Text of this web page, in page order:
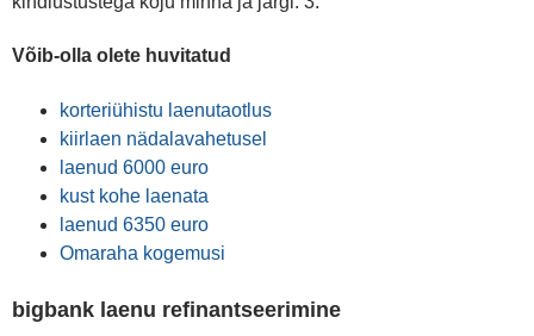
Võib-olla olete huvitatud
korteriühistu laenutaotlus
kiirlaen nädalavahetusel
laenud 6000 euro
kust kohe laenata
laenud 6350 euro
Omaraha kogemusi
bigbank laenu refinantseerimine